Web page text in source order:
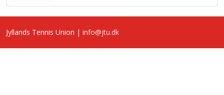
Jyllands Tennis Union | info@jtu.dk